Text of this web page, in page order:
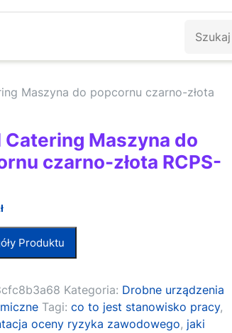
Maszyna do popcornu czarno-złota
Catering Maszyna do
czarno-złota RCPS-
Produktu
Kategoria: Drobne urządzenia
Tagi:co to jest stanowisko pracy,
oceny ryzyka zawodowego, jaki